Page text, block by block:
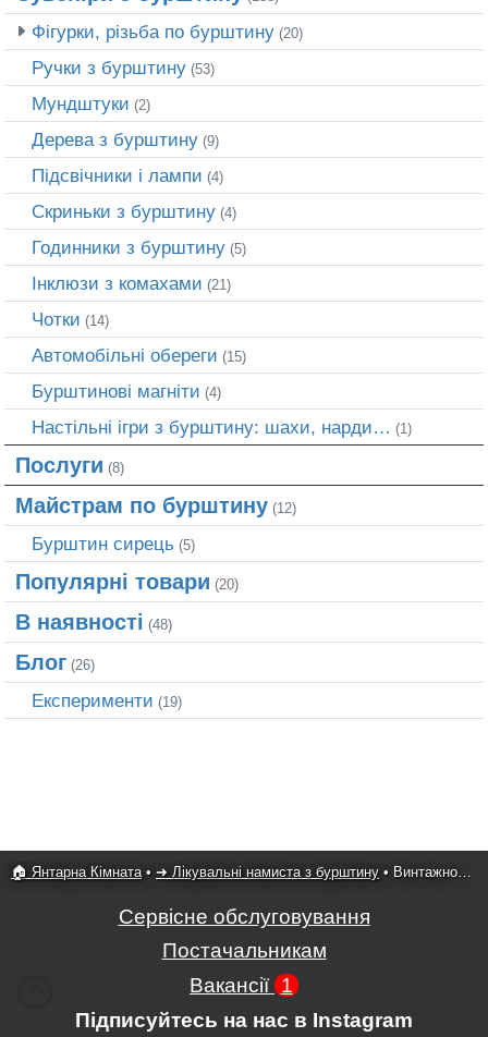
Фігурки, різьба по бурштину (20)
Ручки з бурштину (53)
Мундштуки (2)
Дерева з бурштину (9)
Підсвічники і лампи (4)
Скриньки з бурштину (4)
Годинники з бурштину (5)
Інклюзи з комахами (21)
Чотки (14)
Автомобільні обереги (15)
Бурштинові магніти (4)
Настільні ігри з бурштину: шахи, нарди… (1)
Послуги (8)
Майстрам по бурштину (12)
Бурштин сирець (5)
Популярні товари (20)
В наявності (48)
Блог (26)
Експерименти (19)
🏠 Янтарна Кімната• ➜ Лікувальні намиста з бурштину • Винтажное янтарное ожерелье, натуральный темный янтарь
Сервісне обслуговування
Постачальникам
Вакансії 1
Підписуйтесь на нас в Instagram